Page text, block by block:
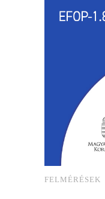
FELMÉRÉSEK